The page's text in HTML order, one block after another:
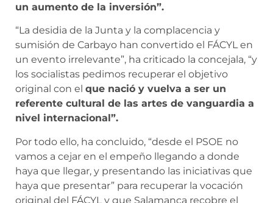
un aumento de la inversión”.
“La desidia de la Junta y la complacencia y
sumisión de Carbayo han convertido el FÁCYL en
un evento irrelevante”, ha criticado la concejala, “y
los socialistas pedimos recuperar el objetivo
original con el que nació y vuelva a ser un
referente cultural de las artes de vanguardia a
nivel internacional”.
Por todo ello, ha concluido, “desde el PSOE no
vamos a cejar en el empeño llegando a donde
haya que llegar, y presentando las iniciativas que
haya que presentar” para recuperar la vocación
original del FÁCYL y que Salamanca recobre el